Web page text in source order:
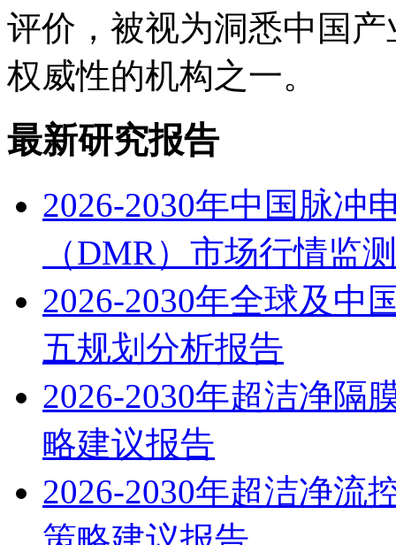
评价，被视为洞悉中国
权威性的机构之一。
最新研究报告
2026-2030年中国脉冲
（DMR）市场行情监
2026-2030年全球及中
五规划分析报告
2026-2030年超洁净隔
略建议报告
2026-2030年超洁净流